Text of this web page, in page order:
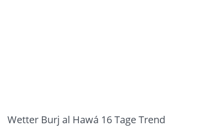
Wetter Burj al Hawá 16 Tage Trend